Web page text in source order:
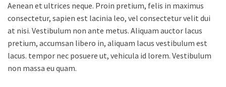
Aenean et ultrices neque. Proin pretium, felis in maximus
consectetur, sapien est lacinia leo, vel consectetur velit dui
at nisi. Vestibulum non ante metus. Aliquam auctor lacus
pretium, accumsan libero in, aliquam lacus vestibulum est
lacus. tempor nec posuere ut, vehicula id lorem. Vestibulum
non massa eu quam.